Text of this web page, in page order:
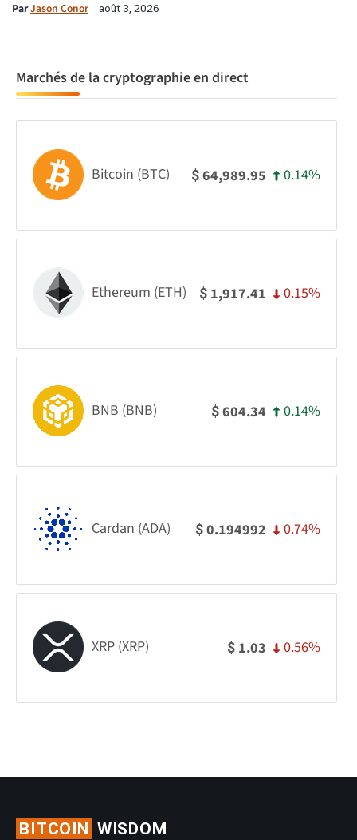
ParJason Conor août 3, 2026
Marchés de la cryptographie en direct
Bitcoin (BTC) $64,989.95 0.14%
Ethereum (ETH) $ 1,917.41 0.15%
BNB (BNB) $604.34 0.14%
Cardan (ADA) $0.194992 0.74%
XRP (XRP) $ 1.03 0.56%
BITCOIN WISDOM